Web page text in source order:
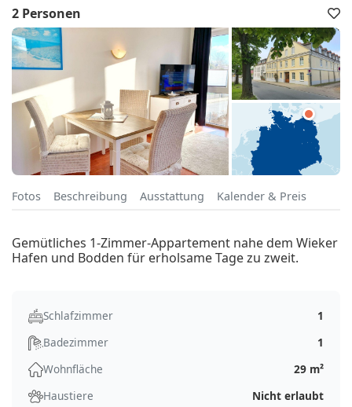
2 Personen
Fotos Beschreibung Ausstattung Kalender & Preis
Gemütliches 1-Zimmer-Appartement nahe dem Wieker
Hafen und Bodden für erholsame Tage zu zweit.
Schlafzimmer
1
Badezimmer
1
Wohnfläche
29 m²
Haustiere
Nicht erlaubt